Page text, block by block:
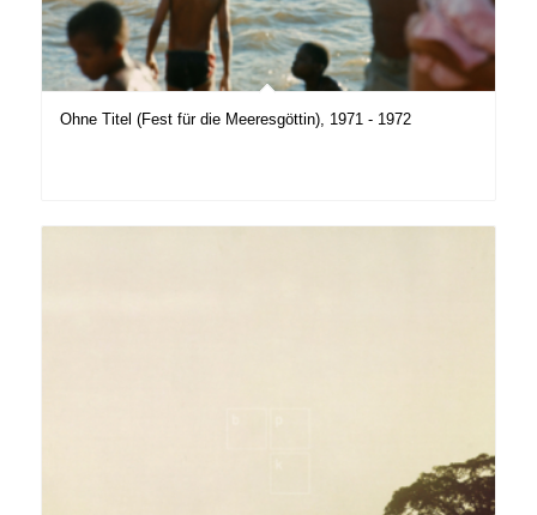
Ohne Titel (Fest für die Meeresgöttin), 1971 - 1972